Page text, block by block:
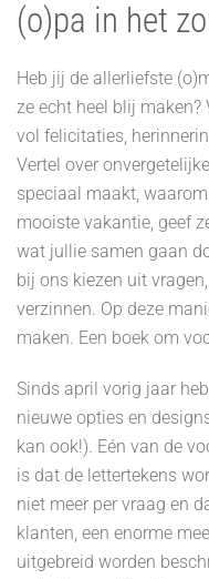
(o)pa in het
Heb jij de allerliefste
ze echt heel blij maken?
vol felicitaties,
Vertel over
speciaal maakt,
mooiste vakantie, geef
wat jullie samen gaan
bij ons kiezen uit
verzinnen. Op deze
maken. Een boek om
Sinds april vorig jaar
nieuwe opties en
kan ook!). Eén van de
is dat de lettertekens
niet meer per vraag en
klanten, een enorme
uitgebreid worden